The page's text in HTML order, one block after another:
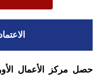
حصل مركز الأعمال